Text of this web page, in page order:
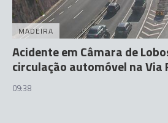
MADEIRA
Acidente em Câmara de
circulação automóvel na Via
09:38